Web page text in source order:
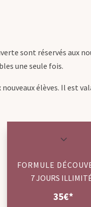
sont réservés aux
une seule fois.
élèves. Il est
3
FORMULE
7 JOURS
35€*